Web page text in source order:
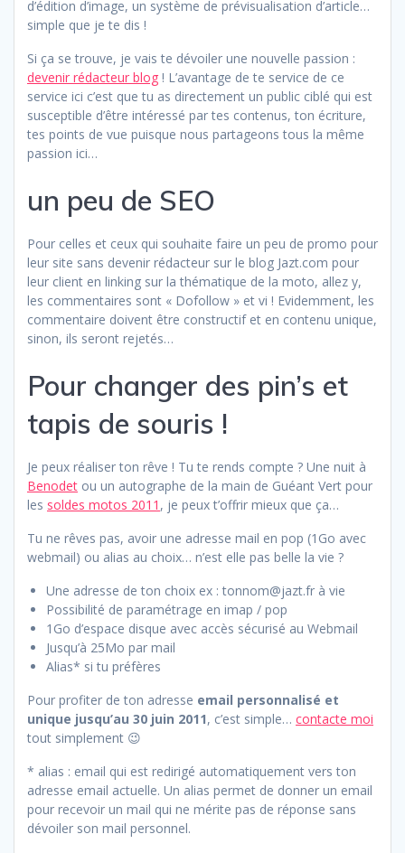
d’édition d’image, un système de prévisualisation d’article…
simple que je te dis !
Si ça se trouve, je vais te dévoiler une nouvelle passion :
devenir rédacteur blog ! L’avantage de te service de ce
service ici c’est que tu as directement un public ciblé qui est
susceptible d’être intéressé par tes contenus, ton écriture,
tes points de vue puisque nous partageons tous la même
passion ici…
un peu de SEO
Pour celles et ceux qui souhaite faire un peu de promo pour
leur site sans devenir rédacteur sur le blog Jazt.com pour
leur client en linking sur la thématique de la moto, allez y,
les commentaires sont « Dofollow » et vi ! Evidemment, les
commentaire doivent être constructif et en contenu unique,
sinon, ils seront rejetés…
Pour changer des pin’s et
tapis de souris !
Je peux réaliser ton rêve ! Tu te rends compte ? Une nuit à
Benodet ou un autographe de la main de Guéant Vert pour
les soldes motos 2011 , je peux t’offrir mieux que ça…
Tu ne rêves pas, avoir une adresse mail en pop (1Go avec
webmail) ou alias au choix… n’est elle pas belle la vie ?
Une adresse de ton choix ex : tonnom@jazt.fr à vie
Possibilité de paramétrage en imap / pop
1Go d’espace disque avec accès sécurisé au Webmail
Jusqu’à 25Mo par mail
Alias* si tu préfères
Pour profiter de ton adresse email personnalisé et
unique jusqu’au 30 juin 2011, c’est simple… contacte moi
tout simplement 😉
* alias : email qui est redirigé automatiquement vers ton
adresse email actuelle. Un alias permet de donner un email
pour recevoir un mail qui ne mérite pas de réponse sans
dévoiler son mail personnel.